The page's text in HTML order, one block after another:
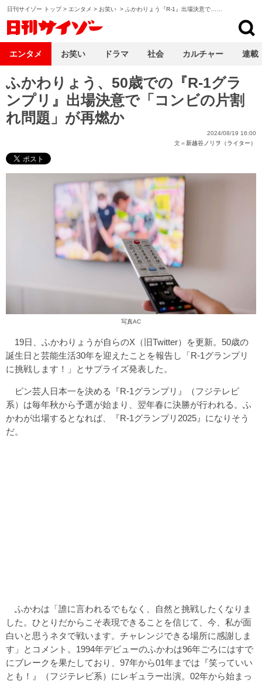
日刊サイゾー トップ> エンタメ > お笑い > ふかわりょう『R-1』出場決意で……
ふかわりょう、50歳での『R-1グラ
ンプリ』出場決意で「コンビの片割
れ問題」が再燃か
2024/08/19 16:00
文＝新越谷ノリヲ（ライター）
写真AC
19日、ふかわりょうが自らのX（旧Twitter）を更新。50歳の
誕生日と芸能生活30年を迎えたことを報告し「R-1グランプリ
に挑戦します！」とサプライズ発表した。
ピン芸人日本一を決める『R-1グランプリ』（フジテレビ
系）は毎年秋から予選が始まり、翌年春に決勝が行われる。ふ
かわが出場するとなれば、『R-1グランプリ2025』になりそう
だ。
ふかわは「誰に言われるでもなく、自然と挑戦したくなりま
した。ひとりだからこそ表現できることを信じて、今、私が面
白いと思うネタで戦います。チャレンジできる場所に感謝しま
す」とコメント。1994年デビューのふかわは96年ごろにはすで
にブレークを果たしており、97年から01年までは『笑っていい
とも！』（フジテレビ系）にレギュラー出演。02年から始まっ
エンタメ お笑い ドラマ 社会 カルチャー 連載